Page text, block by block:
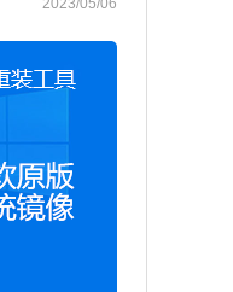
2023/05/06